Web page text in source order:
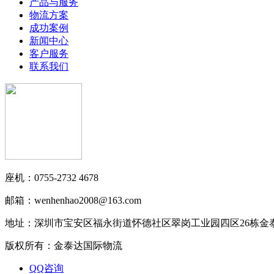
物流方案
成功案例
新闻中心
客户服务
联系我们
座机：0755-2732 4678
邮箱：wenhenhao2008@163.com
地址：深圳市宝安区福永街道怀德社区翠岗工业园四区26栋金
版权所有：金泰达国际物流
QQ咨询